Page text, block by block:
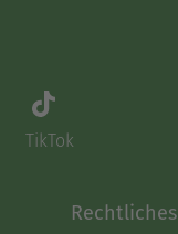
TikTok
Rechtliches